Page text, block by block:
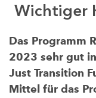
Wichtiger
Das Programm
2023 sehr gut
Just Transition
Mittel für das